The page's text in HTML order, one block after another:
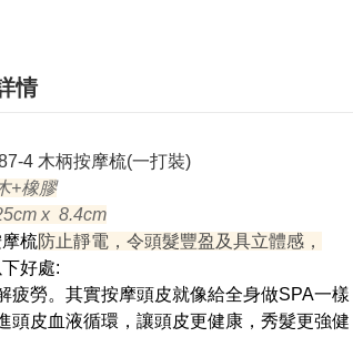
情
4 木柄按摩梳(一打裝)
+橡膠
x 8.4cm
梳防止靜電，令頭髮豐盈及具立體感，
好處:
疲勞。其實按摩頭皮就像給全身做SPA一
頭皮血液循環，讓頭皮更健康，秀髮更強健